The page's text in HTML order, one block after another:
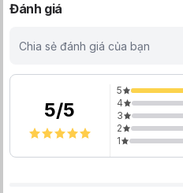
Đánh giá
Chia sẻ đánh giá của bạn
5/5
5
4
3
2
1